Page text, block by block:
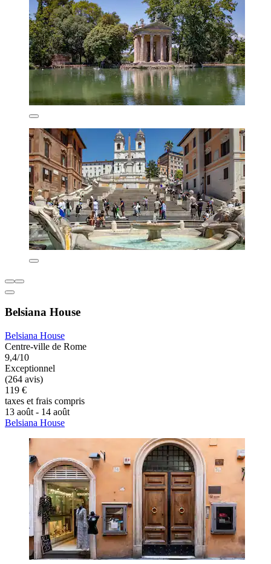
Belsiana House
Belsiana House
Centre-ville de Rome
9,4/10
Exceptionnel
(264 avis)
119 €
taxes et frais compris
13 août - 14 août
Belsiana House